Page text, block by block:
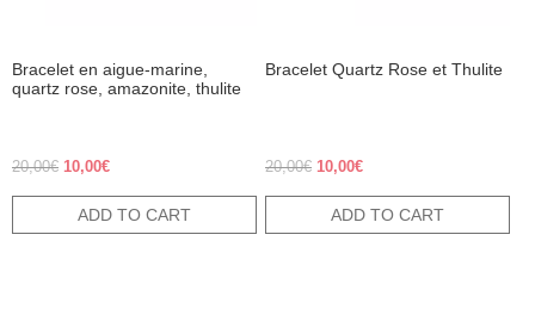
Bracelet en aigue-marine,
quartz rose, amazonite, thulite
20,00€ Original price was: 20,00€.
10,00€Current price is: 10,00€.
ADD TO CART
Bracelet Quartz Rose et Thulite
20,00€ Original price was: 20,00€.
10,00€Current price is: 10,00€.
ADD TO CART